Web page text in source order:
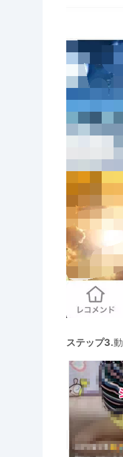
ステップ3.